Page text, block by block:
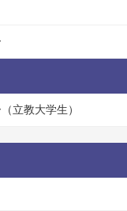
立教大学生）